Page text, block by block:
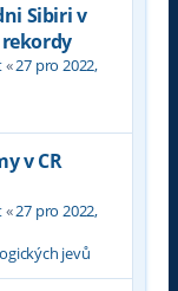
Sibiri v
«27 pro 2022,
v CR
«27 pro 2022,
jevů